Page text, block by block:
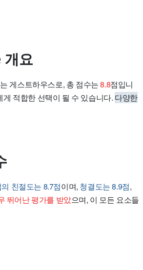
요
게스트하우스로, 총 점수는8.8점입니
적합한 선택이 될 수 있습니다. 다양한
친절도는 8.7점이며, 청결도는 8.9점,
뛰어난 평가를 받았으며, 이 모든 요소들